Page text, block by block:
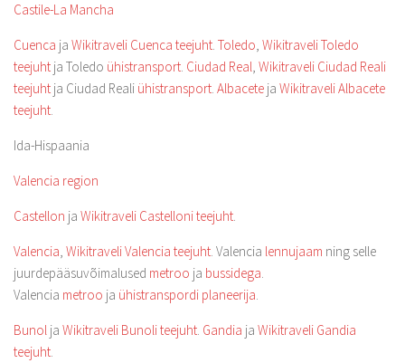
Castile-La Mancha
Cuenca ja Wikitraveli Cuenca teejuht. Toledo, Wikitraveli Toledo
teejuht ja Toledo ühistransport. Ciudad Real, Wikitraveli Ciudad Reali
teejuht ja Ciudad Reali ühistransport. Albacete ja Wikitraveli Albacete
teejuht.
Ida-Hispaania
Valencia region
Castellon ja Wikitraveli Castelloni teejuht.
Valencia, Wikitraveli Valencia teejuht. Valencia lennujaam ning selle
juurdepääsuvõimalused metroo ja bussidega.
Valencia metroo ja ühistranspordi planeerija.
Bunol ja Wikitraveli Bunoli teejuht. Gandia ja Wikitraveli Gandia
teejuht.